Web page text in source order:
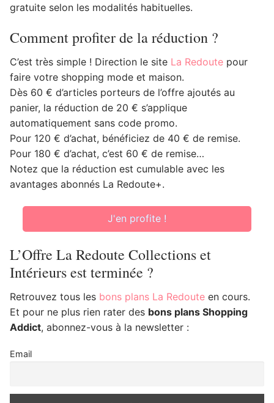
gratuite selon les modalités habituelles.
Comment profiter de la réduction ?
C’est très simple ! Direction le site La Redoute pour
faire votre shopping mode et maison.
Dès 60 € d’articles porteurs de l’offre ajoutés au
panier, la réduction de 20 € s’applique
automatiquement sans code promo.
Pour 120 € d’achat, bénéficiez de 40 € de remise.
Pour 180 € d’achat, c’est 60 € de remise…
Notez que la réduction est cumulable avec les
avantages abonnés La Redoute+.
J'en profite !
L’Offre La Redoute Collections et
Intérieurs est terminée ?
Retrouvez tous les bons plans La Redoute en cours.
Et pour ne plus rien rater des bons plans Shopping
Addict, abonnez-vous à la newsletter :
Email